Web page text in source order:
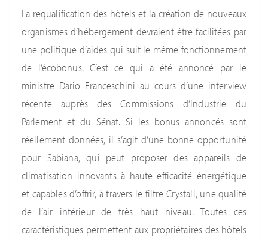
La requalification des hôtels et la création de nouveaux
organismes d’hébergement devraient être facilitées par
une politique d’aides qui suit le même fonctionnement
de l’écobonus. C’est ce qui a été annoncé par le
ministre Dario Franceschini au cours d’une interview
récente auprès des Commissions d’Industrie du
Parlement et du Sénat. Si les bonus annoncés sont
réellement données, il s’agit d’une bonne opportunité
pour Sabiana, qui peut proposer des appareils de
climatisation innovants à haute efficacité énergétique
et capables d’offrir, à travers le filtre Crystall, une qualité
de l’air intérieur de très haut niveau. Toutes ces
caractéristiques permettent aux propriétaires des hôtels